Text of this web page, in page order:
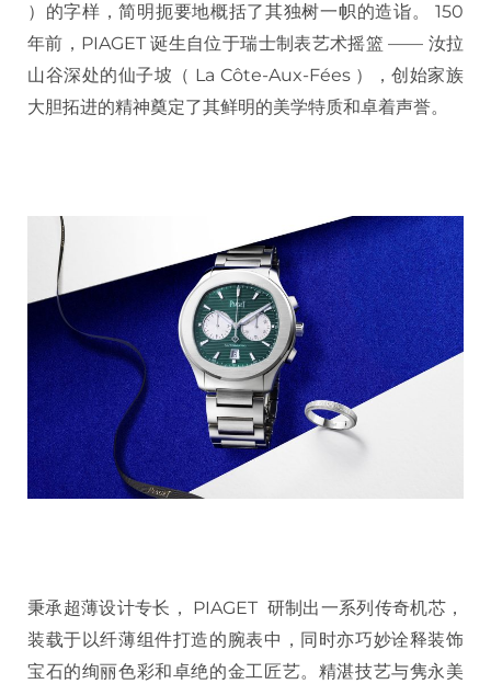
）的字样，简明扼要地概括了其独树一帜的造诣。 150
年前，PIAGET 诞生自位于瑞士制表艺术摇篮 —— 汝拉
山谷深处的仙子坡（ La Côte-Aux-Fées ），创始家族
大胆拓进的精神奠定了其鲜明的美学特质和卓着声誉。
秉承超薄设计专长， PIAGET 研制出一系列传奇机芯，
装载于以纤薄组件打造的腕表中，同时亦巧妙诠释装饰
宝石的绚丽色彩和卓绝的金工匠艺。精湛技艺与隽永美